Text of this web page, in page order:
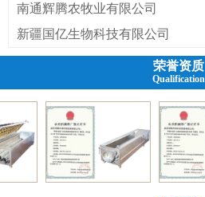
南通辉腾农牧业有限公司
新疆国亿生物科技有限公司
荣誉资质
Qualification